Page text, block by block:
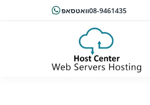
08-9461435וואטסאפ